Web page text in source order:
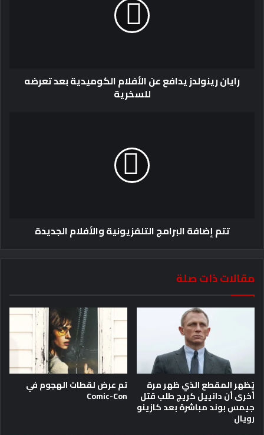
رايان رينولدز يدافع عن الأفلام الكوميدية بعد تعرضه
للسخرية
تتم إضافة البرامج التلفزيونية والأفلام الجديدة
مقالات ذات صلة
يُظهر المقطع الذي ظهر مرة
أخرى أن دانييل كريج طلب قتل
جيمس بوند مباشرة بعد كازينو
رويال
تم عرض لقطات الهجوم في
Comic-Con